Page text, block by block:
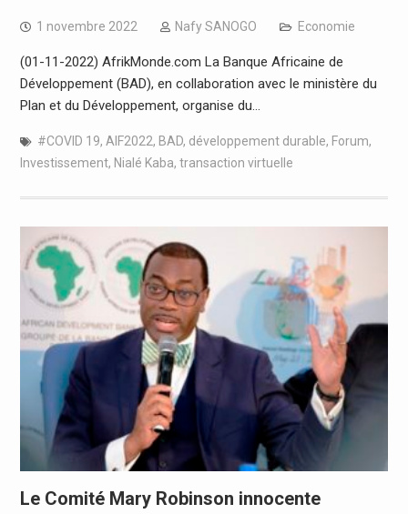
1 novembre 2022 Nafy SANOGO Economie
(01-11-2022) AfrikMonde.com La Banque Africaine de
Développement (BAD), en collaboration avec le ministère du
Plan et du Développement, organise du…
#COVID 19, AIF2022, BAD, développement durable, Forum,
Investissement, Nialé Kaba, transaction virtuelle
Le Comité Mary Robinson innocente